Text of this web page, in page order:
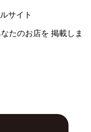
サイト
たのお店を 掲載しま